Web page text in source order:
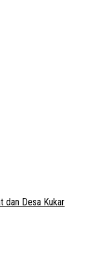
dan Desa Kukar